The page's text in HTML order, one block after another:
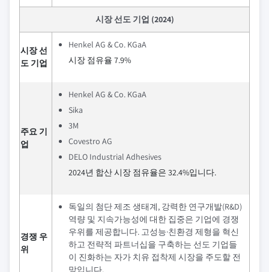
시장 선도 기업 (2024)
시장 선
도 기업
Henkel AG & Co. KGaA
시장 점유율 7.9%
주요 기
업
Henkel AG & Co. KGaA
Sika
3M
Covestro AG
DELO Industrial Adhesives
2024년 합산 시장 점유율은 32.4%입니다.
경쟁 우
위
독일의 첨단 제조 생태계, 강력한 연구개발(R&D)
역량 및 지속가능성에 대한 집중은 기업에 경쟁
우위를 제공합니다. 고성능·친환경 제형을 혁신
하고 전략적 파트너십을 구축하는 선도 기업들
이 진화하는 자가 치유 접착제 시장을 주도할 전
망입니다.